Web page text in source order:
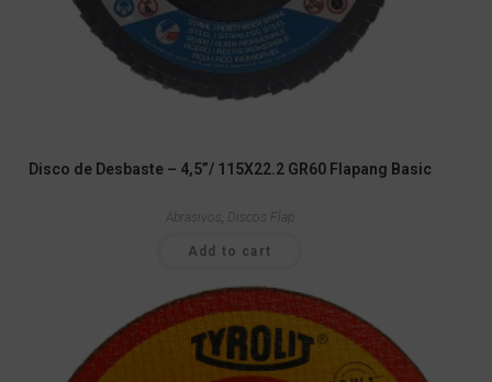
Disco de Desbaste – 4,5”/ 115X22.2 GR60 Flapang Basic
Abrasivos , Discos Flap
Add to cart